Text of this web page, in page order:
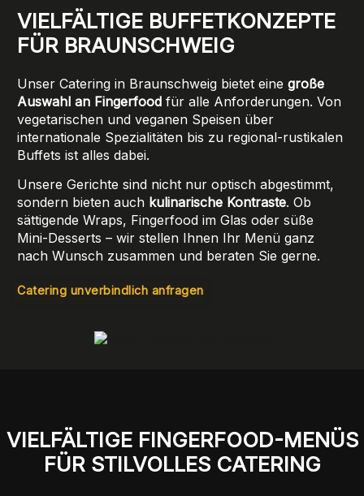
VIELFÄLTIGE BUFFETKONZEPTE
FÜR BRAUNSCHWEIG
Unser Catering in Braunschweig bietet eine große
Auswahl an Fingerfood für alle Anforderungen. Von
vegetarischen und veganen Speisen über
internationale Spezialitäten bis zu regional-rustikalen
Buffets ist alles dabei.
Unsere Gerichte sind nicht nur optisch abgestimmt,
sondern bieten auch kulinarische Kontraste. Ob
sättigende Wraps, Fingerfood im Glas oder süße
Mini-Desserts – wir stellen Ihnen Ihr Menü ganz
nach Wunsch zusammen und beraten Sie gerne.
Catering unverbindlich anfragen
VIELFÄLTIGE FINGERFOOD-MENÜS
FÜR STILVOLLES CATERING